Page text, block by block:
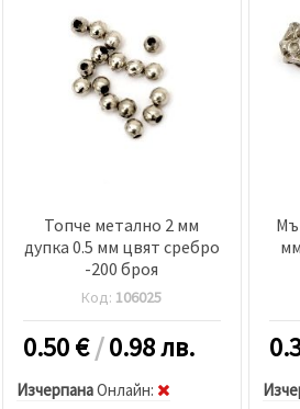
Топче метално 2 мм
дупка 0.5 мм цвят сребро
-200 броя
Код: 106025
0.50€/0.98 лв.
ИзчерпанаOнлайн: